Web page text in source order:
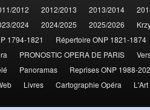
2012 2012/2013 2013/2014
2024 2024/2025 2025/2026
1794-1821 Répertoire ONP 1821-1874
PRONOSTIC OPERA DE PARIS
Panoramas Reprises ONP 1988-
Livres Cartographie Opéra